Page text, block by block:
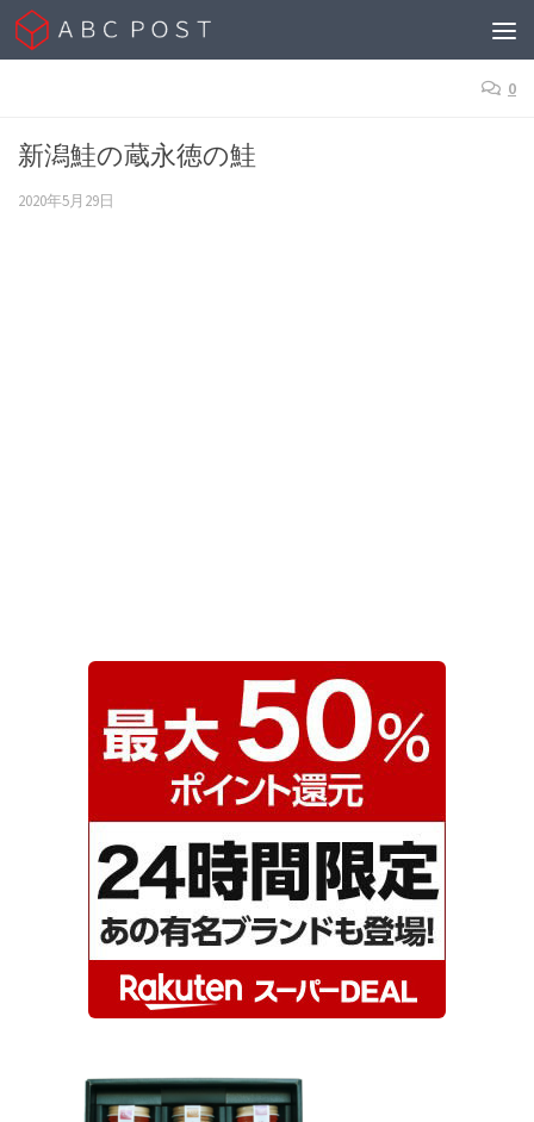
Skip to content
0
新潟鮭の蔵永徳の鮭
2020年5月29日